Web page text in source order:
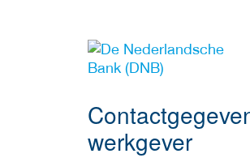
Meer werkgever
details
werkgever